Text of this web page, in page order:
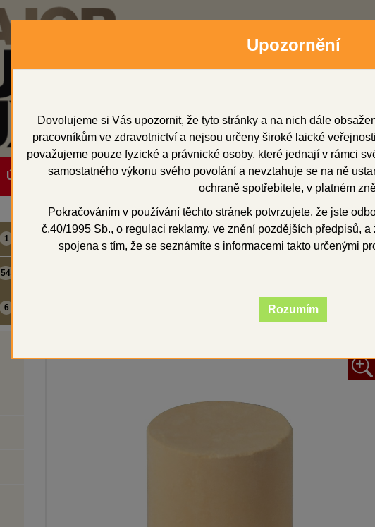
Úvodní strana Obchodní zástupci Soubory ke stažení O
1
54
6
Domů Přístroje vstřikovací přístroje Vertex ThermoJect 22
+
Upozornění
Dovolujeme si Vás upozornit, že tyto stránky a na nich dále
pracovníkům ve zdravotnictví a nejsou určeny široké laické
považujeme pouze fyzické a právnické osoby, které jednají v rámci
samostatného výkonu svého povolání a nevztahuje se na ně
ochraně spotřebitele, v platném
Pokračováním v používání těchto stránek potvrzujete, že jste
č.40/1995 Sb., o regulaci reklamy, ve znění pozdějších předpisů,
spojena s tím, že se seznámíte s informacemi takto určenými
Rozumím